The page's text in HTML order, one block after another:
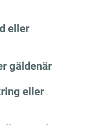
eller
gäldenär
eller